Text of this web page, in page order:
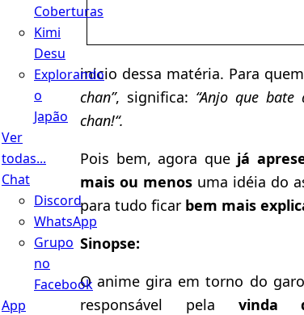
Coberturas
Kimi
Desu
Explorando
o
Japão
Ver
todas...
Chat
Discord
WhatsApp
Grupo
no
Facebook
App
inicio dessa matéria. Para
chan”, significa: “Anjo que
chan!“.
Pois bem, agora quejá
mais ou menos uma idéia do
para tudo ficar bem mais
Sinopse:
O anime gira em torno do
responsável pela vinda